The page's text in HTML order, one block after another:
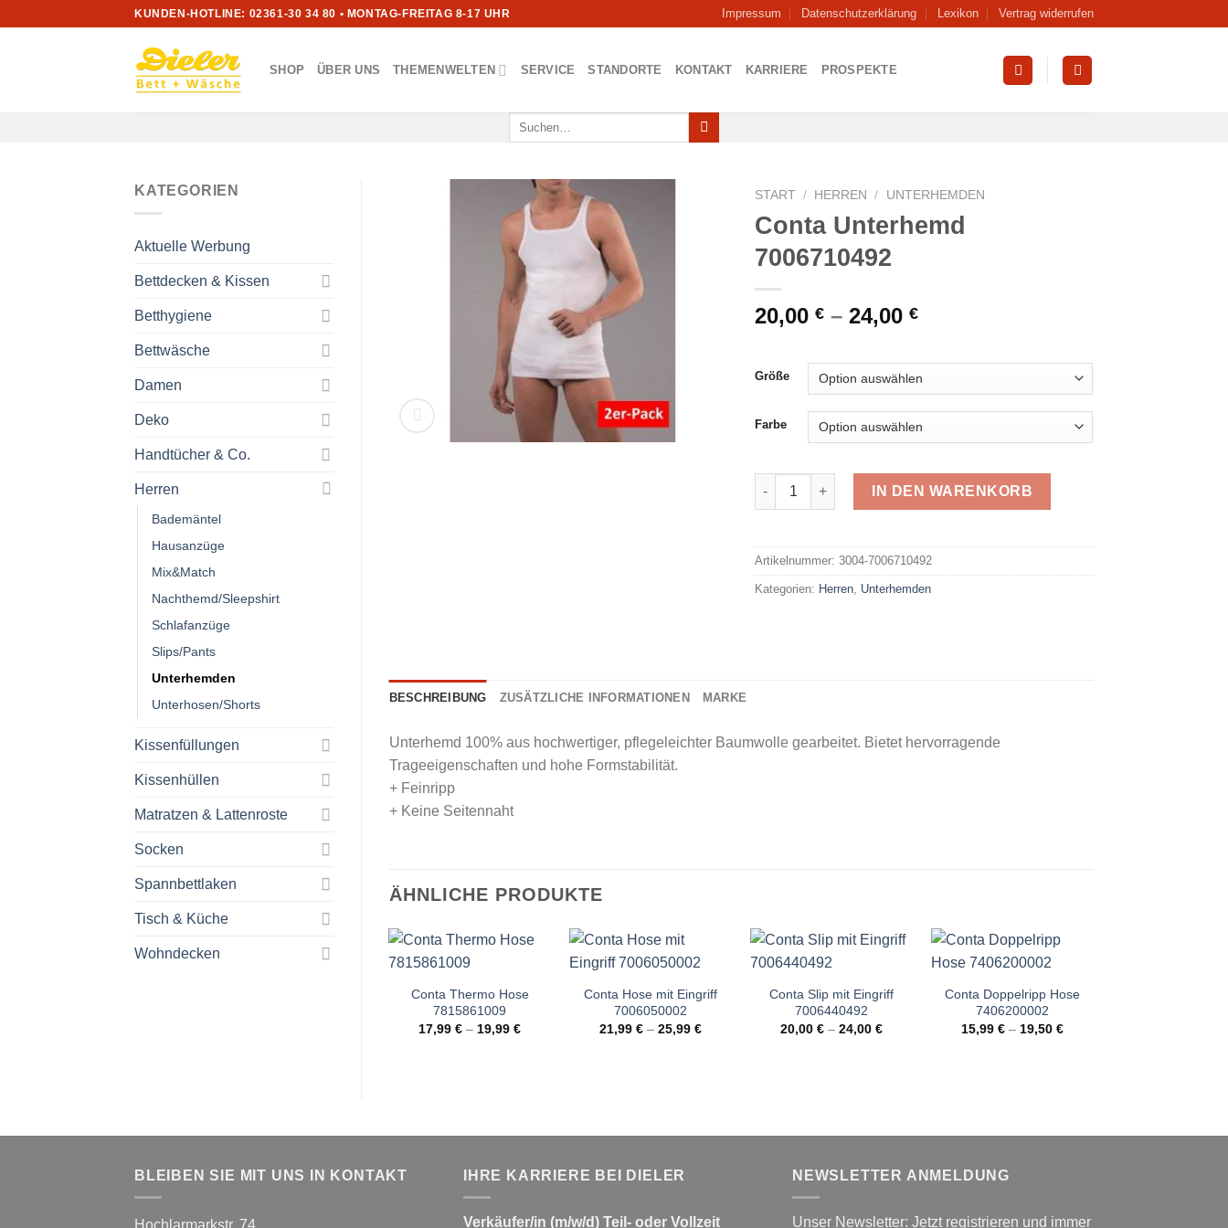
KUNDEN-HOTLINE: 02361-30 34 80 • MONTAG-FREITAG 8-17 UHR Impressum Datenschutzerklärung Lexikon Vertrag widerrufen
SHOP ÜBER UNS THEMENWELTEN SERVICE STANDORTE KONTAKT KARRIERE PROSPEKTE
Suchen
KATEGORIEN
Aktuelle Werbung
Bettdecken & Kissen
Betthygiene
Bettwäsche
Damen
Deko
Handtücher & Co.
Herren
Bademäntel
Hausanzüge
Mix&Match
Nachthemd/Sleepshirt
Schlafanzüge
Slips/Pants
Unterhemden
Unterhosen/Shorts
Kissenfüllungen
Kissenhüllen
Matratzen & Lattenroste
Socken
Spannbettlaken
Tisch & Küche
Wohndecken
START / HERREN / UNTERHEMDEN
Conta Unterhemd
7006710492
20,00€ –24,00€
Größe
Farbe
Conta Unterhemd 7006710492 Menge
IN DEN WARENKORB
Artikelnummer:3004-7006710492
Kategorien: Herren Unterhemden
BESCHREIBUNG ZUSÄTZLICHE INFORMATIONEN MARKE
Unterhemd 100% aus hochwertiger, pflegeleichter Baumwolle gearbeitet. Bietet hervorragende
Trageeigenschaften und hohe Formstabilität.
+ Feinripp
+ Keine Seitennaht
ÄHNLICHE PRODUKTE
Conta Thermo Hose
7815861009
17,99€ – 19,99€
Conta Hose mit Eingriff
7006050002
21,99€ –25,99€
Conta Slip mit Eingriff
7006440492
20,00€ –24,00€
Conta Doppelripp Hose
7406200002
15,99€ – 19,50€
BLEIBEN SIE MIT UNS IN KONTAKT IHRE KARRIERE BEI DIELER
Verkäufer/in (m/w/d) Teil- oder Vollzeit
NEWSLETTER ANMELDUNG
Unser Newsletter: Jetzt registrieren und immer